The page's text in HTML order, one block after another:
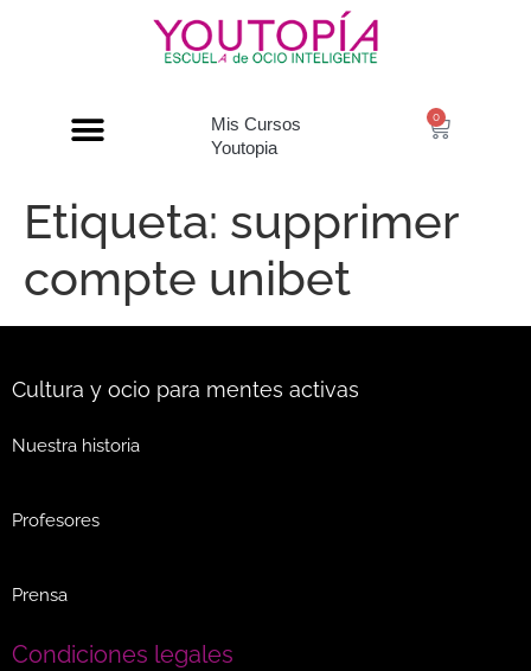
Mis Cursos
Youtopia
0
Etiqueta: supprimer
compte unibet
Cultura y ocio para mentes activas
Nuestra historia
Profesores
Prensa
Condiciones legales